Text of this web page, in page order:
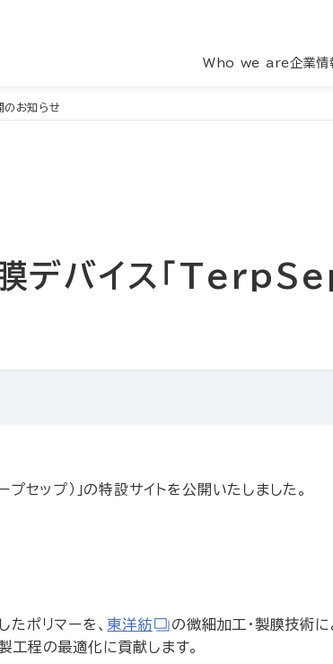
Who we are企業情
のお知らせ
デバイス「
ープセップ）」の特設サイトを公開いたしました。
ポリマーを、 東洋紡
の微細加工・製膜技術に
製工程の最適化に貢献します。